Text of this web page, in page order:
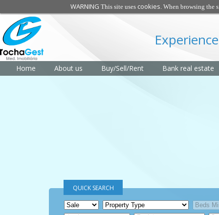
WARNING This site uses cookies. When browsing the
Home About us Buy/Sell/Rent Bank real estate
QUICK SEARCH